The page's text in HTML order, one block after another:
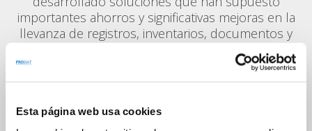
Esta página web usa cookies
importantes ahorros y significativas mejoras en la
llevanza de registros, inventarios, documentos y
muchas de las obligaciones derivadas de la ley.
Promoviendo la comunicación transparente y
abierta entre las aplicaciones de gestión más
los sistemas de gestión y seguimiento de PRODAT.